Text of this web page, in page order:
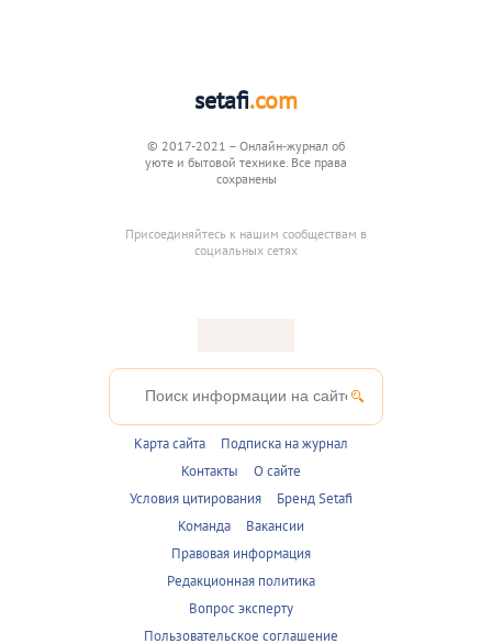
setafi.com
© 2017-2021 – Онлайн-журнал об
уюте и бытовой технике. Все права
сохранены
Присоединяйтесь к нашим сообществам в
социальных сетях
Карта сайта
Подписка на журнал
Контакты
О сайте
Условия цитирования
Бренд Setafi
Команда
Вакансии
Правовая информация
Редакционная политика
Вопрос эксперту
Пользовательское соглашение